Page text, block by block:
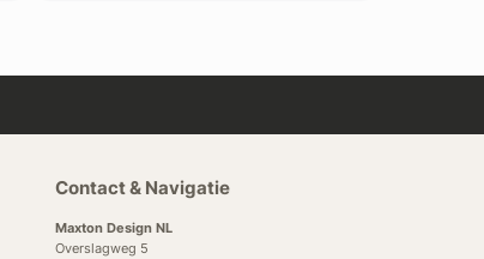
Contact & Navigatie
Maxton Design NL
Overslagweg 5